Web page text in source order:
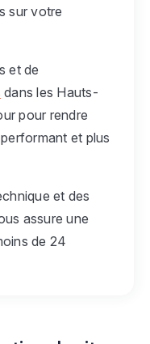
sur votre
et de
dans les Hauts-
pour rendre
et plus
et des
assure une
de 24